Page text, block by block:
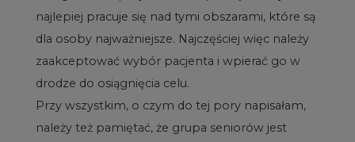
najlepiej pracuje się nad tymi obszarami, które są
dla osoby najważniejsze. Najczęściej więc należy
zaakceptować wybór pacjenta i wpierać go w
drodze do osiągnięcia celu.
Przy wszystkim, o czym do tej pory napisałam,
należy też pamiętać, że grupa seniorów jest